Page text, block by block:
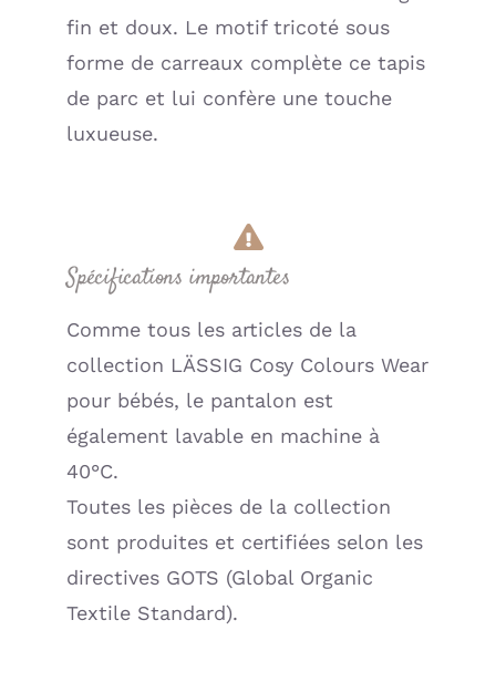
fin et doux. Le motif tricoté sous
forme de carreaux complète ce tapis
de parc et lui confère une touche
luxueuse.
Spécifications importantes
Comme tous les articles de la
collection LÄSSIG Cosy Colours Wear
pour bébés, le pantalon est
également lavable en machine à
40°C.
Toutes les pièces de la collection
sont produites et certifiées selon les
directives GOTS (Global Organic
Textile Standard).